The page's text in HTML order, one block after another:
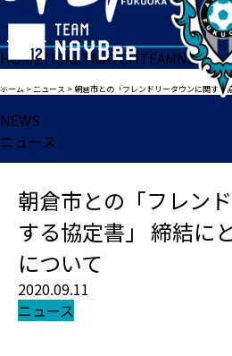
HOMETICKETMATCHTEAMNEWS
ホーム >ニュース >朝倉市との「フレンドリータウンに関する
NEWS
ニュース
朝倉市との「フレン
する協定書」 締結に
について
2020.09.11
ニュース